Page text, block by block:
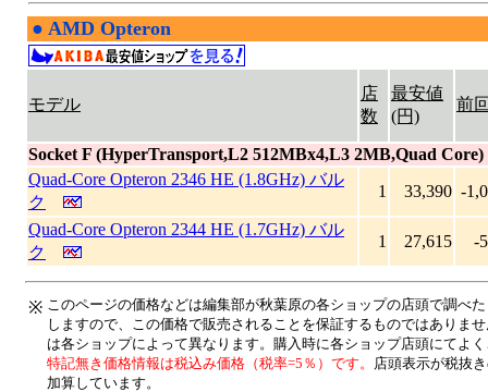
● AMD Opteron
モデル
店
数
最安値
(円)
前
Socket F (HyperTransport,L2 512MBx4,L3 2MB,Quad Core)
Quad-Core Opteron 2346 HE (1.8GHz) バル
ク
1 33,390 -
Quad-Core Opteron 2344 HE (1.7GHz) バル
ク
1 27,615 -
※ このページの価格などは編集部が秋葉原の各ショップの店頭で調べ
しますので、この価格で販売されることを保証するものではありま
は各ショップによって異なります。購入時に各ショップ店頭にてよ
特記無き価格情報は税込み価格（税率=5％）です。 店頭表示が税抜
加算しています。